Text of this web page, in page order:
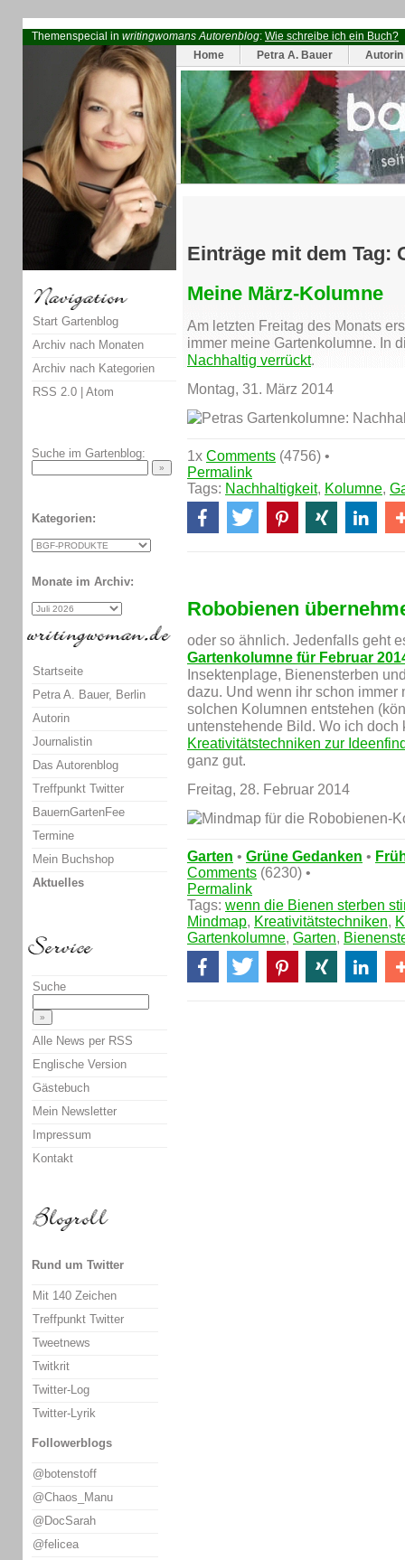
Themenspecial in writingwomans Autorenblog: Wie schreibe ich ein Buch?
Home
Petra A. Bauer Autorin
Einträge mit dem Tag:
Meine März-Kolumne
Am letzten Freitag des Monats
immer meine Gartenkolumne. In
Nachhaltig verrückt.
Montag, 31. März 2014
1x Comments (4756) •
Permalink
Tags: Nachhaltigkeit, Kolumne,
Robobienen
oder so ähnlich. Jedenfalls geht
Gartenkolumne für Februar
Insektenplage, Bienensterben
dazu. Und wenn ihr schon
solchen Kolumnen entstehen
untenstehende Bild. Wo ich doch
Kreativitätstechniken zur
ganz gut.
Freitag, 28. Februar 2014
Garten • Grüne Gedanken •
Comments (6230) •
Permalink
Tags: wenn die Bienen sterben
Mindmap, Kreativitätstechniken,
Gartenkolumne, Garten,
Start Gartenblog
Archiv nach Monaten
Archiv nach Kategorien
RSS 2.0 | Atom
Suche im Gartenblog:
Kategorien:
Monate im Archiv:
Startseite
Petra A. Bauer, Berlin
Autorin
Journalistin
Das Autorenblog
Treffpunkt Twitter
BauernGartenFee
Termine
Mein Buchshop
Aktuelles
Suche
Alle News per RSS
Englische Version
Gästebuch
Mein Newsletter
Impressum
Kontakt
Rund um Twitter
Mit 140 Zeichen
Treffpunkt Twitter
Tweetnews
Twitkrit
Twitter-Log
Twitter-Lyrik
Followerblogs
@botenstoff
@Chaos_Manu
@DocSarah
@felicea